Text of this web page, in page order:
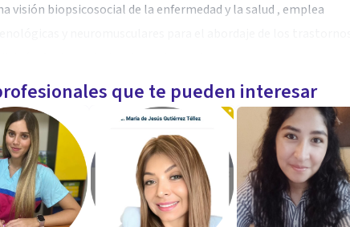
visión biopsicosocial de la enfermedad y la salud , emplea
enfoques hasta llegar a la PSICOTERAPIA
que apliqué en mi propio proceso personal, y con la que he
diez años con resultados visibles en cuanto a la superación
las emociones, aumento de potencialidades; todo
de la consciencia y la salud.
que te pueden interesar